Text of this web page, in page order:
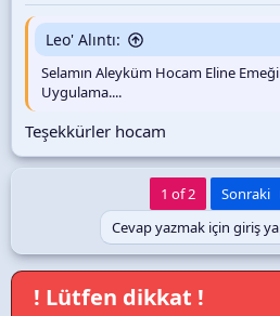
Leo' Alıntı:
Selamın Aleyküm Hocam Eline
Uygulama....
Teşekkürler hocam
1 of 2 Sonraki
Cevap yazmak için giriş
! Lütfen dikkat !